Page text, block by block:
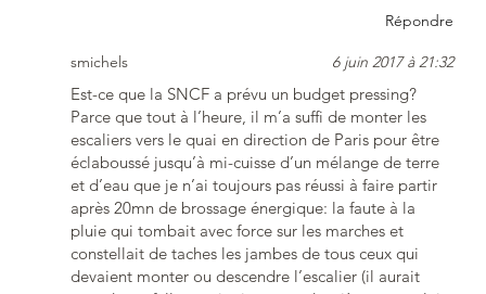
Répondre
smichels 6 juin 2017 à 21:32
Est-ce que la SNCF a prévu un budget pressing?
Parce que tout à l’heure, il m’a suffi de monter les
escaliers vers le quai en direction de Paris pour être
éclaboussé jusqu’à mi-cuisse d’un mélange de terre
et d’eau que je n’ai toujours pas réussi à faire partir
après 20mn de brossage énergique: la faute à la
pluie qui tombait avec force sur les marches et
constellait de taches les jambes de tous ceux qui
devaient monter ou descendre l’escalier (il aurait